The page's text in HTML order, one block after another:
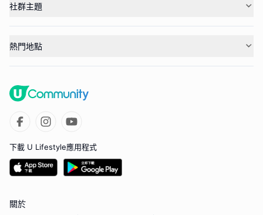
社群主題
熱門地點
下載 U Lifestyle應用程式
關於